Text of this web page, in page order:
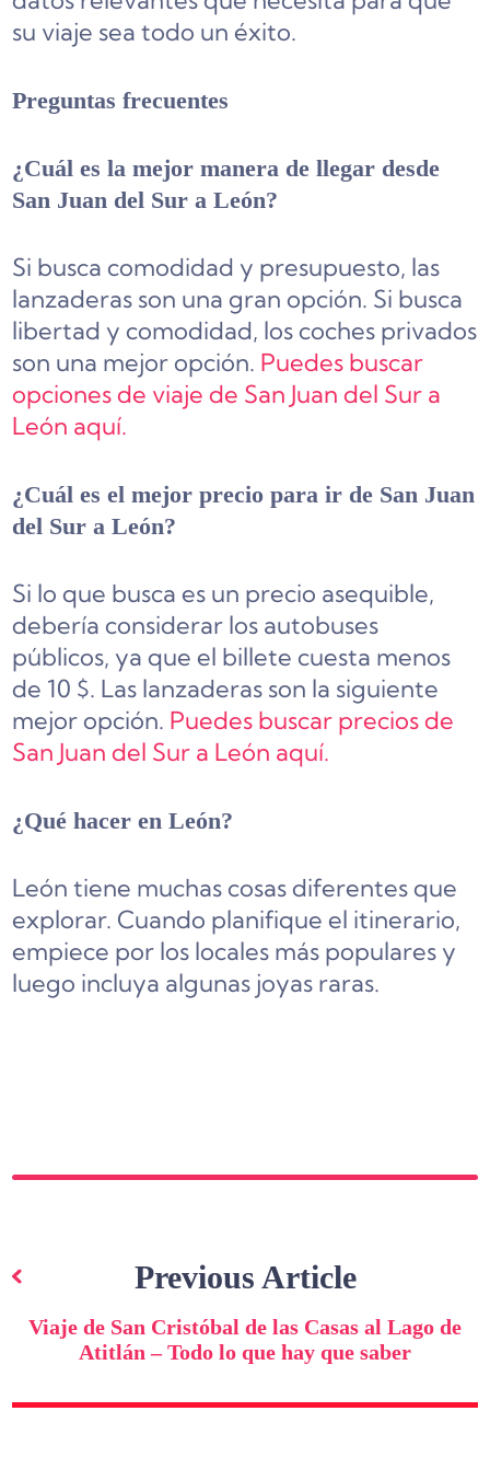
su viaje sea todo un éxito.
Preguntas frecuentes
¿Cuál es la mejor manera de llegar desde
San Juan del Sur a León?
Si busca comodidad y presupuesto, las
lanzaderas son una gran opción. Si busca
libertad y comodidad, los coches privados
son una mejor opción. Puedes buscar
opciones de viaje de San Juan del Sur a
León aquí.
¿Cuál es el mejor precio para ir de San Juan
del Sur a León?
Si lo que busca es un precio asequible,
debería considerar los autobuses
públicos, ya que el billete cuesta menos
de 10 $. Las lanzaderas son la siguiente
mejor opción. Puedes buscar precios de
San Juan del Sur a León aquí.
¿Qué hacer en León?
León tiene muchas cosas diferentes que
explorar. Cuando planifique el itinerario,
empiece por los locales más populares y
luego incluya algunas joyas raras.
de
entradas
Previous Article
Viaje de San Cristóbal de las Casas al Lago de
Atitlán – Todo lo que hay que saber